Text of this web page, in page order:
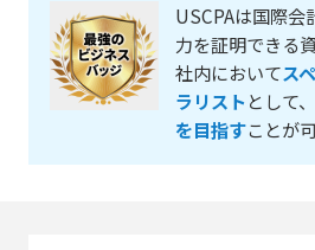
USCPAは国際会
力を証明できる資
社内においてス
ラリストとして、
を目指すことが